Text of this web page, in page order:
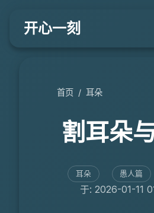
开心一刻
首页 / 耳朵
割耳朵
耳朵 愚人篇
于: 2026-01-11